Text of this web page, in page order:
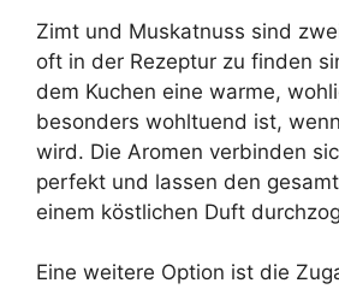
Zimt und Muskatnuss sind
oft in der Rezeptur zu finden
dem Kuchen eine warme,
besonders wohltuend ist,
wird. Die Aromen verbinden
perfekt und lassen den
einem köstlichen Duft
Eine weitere Option ist die